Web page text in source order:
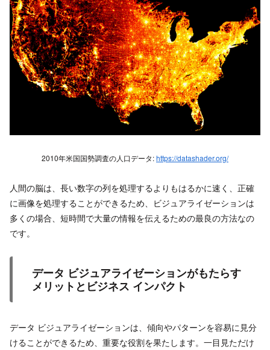
2010年米国国勢調査の人口データ:https://datashader.org/
人間の脳は、長い数字の列を処理するよりもはるかに速く、正確
に画像を処理することができるため、ビジュアライゼーションは
多くの場合、短時間で大量の情報を伝えるための最良の方法なの
です。
データ ビジュアライゼーションがもたらす
メリットとビジネス インパクト
データ ビジュアライゼーションは、傾向やパターンを容易に見分
けることができるため、重要な役割を果たします。一目見ただけ